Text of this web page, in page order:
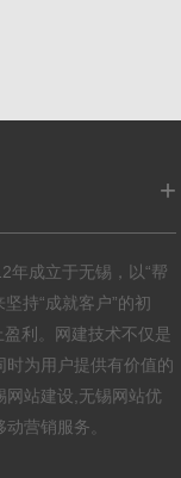
+
年成立于无锡，以“帮
持“成就客户”的初
利。网建技术不仅是
时为用户提供有价值的
网站建设,无锡网站优
营销服务。